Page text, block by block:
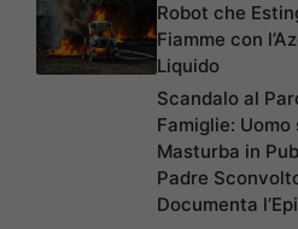
Robot che
Fiamme con
Liquido
Scandalo al
Famiglie: Uomo
Masturba in
Padre
Documenta